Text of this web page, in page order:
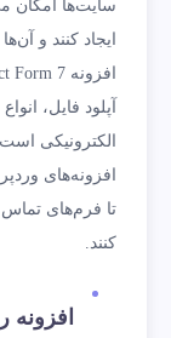
سایت‌ها امکان
ایجاد کنند و
آپلود فایل،
الکترونیکی
افزونه‌های
تا فرم‌های
کنند.